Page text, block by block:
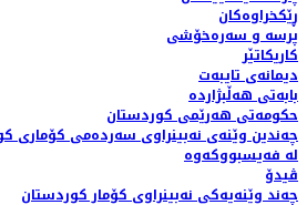
ڕێکخراوەکان
پرسە و سەرەخۆشی
کاریکاتێر
دیمانەی تایبەت
بابەتی هەڵبژاردە
حکومەتی هەرێمی کوردستان
چەندین وێنەی نەبینراوی سەردەمی کۆماری
لە فەیسبووکەوە
ڤیدۆ
چەند وێنەیەکی نەبینراوی کۆمار کوردستان